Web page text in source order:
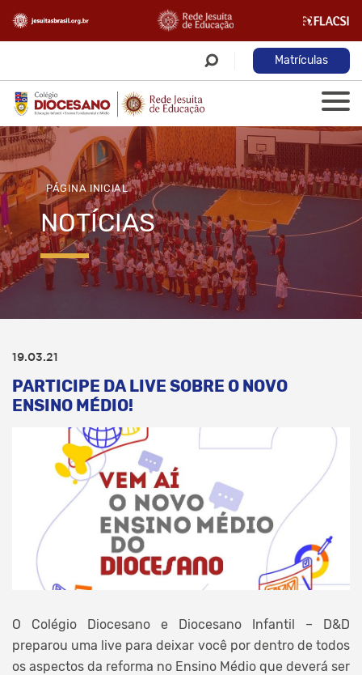
Matrículas
PÁGINA INICIAL
NOTÍCIAS
19.03.21
PARTICIPE DA LIVE SOBRE O NOVO
ENSINO MÉDIO!
O Colégio Diocesano e Diocesano Infantil – D&D
preparou uma live para deixar você por dentro de todos
os aspectos da reforma no Ensino Médio que deverá ser